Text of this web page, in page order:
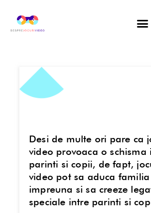
Desi de multe ori pare ca
video provoaca o schisma
parinti si copii, de fapt,
video pot sa aduca familia
impreuna si sa creeze
speciale intre parinti si